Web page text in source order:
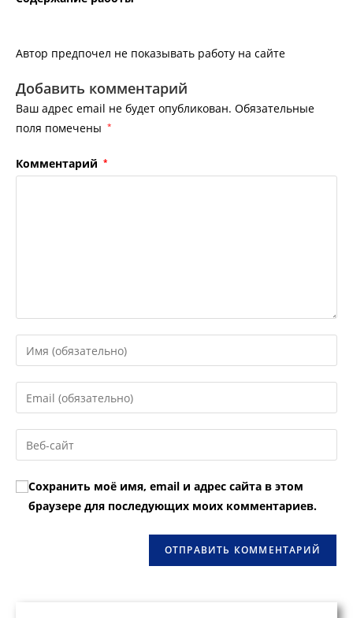
Автор предпочел не показывать работу на сайте
Добавить комментарий
Ваш адрес email не будет опубликован. Обязательные
поля помечены *
Комментарий *
Введите
свое
имя
или
пользователя,
чтобы
прокомментировать
Введите
свой
email-
адрес,
прокомментировать
Введите
URL
вашего
веб-
сайта
Сохранить моё имя, email и адрес сайта в этом
браузере для последующих моих комментариев.